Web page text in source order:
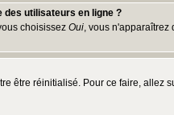
des utilisateurs en ligne ?
choisissez Oui, vous n'apparaîtrez
être réinitialisé. Pour ce faire, allez